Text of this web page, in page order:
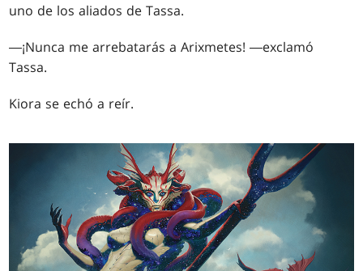
uno de los aliados de Tassa.
―¡Nunca me arrebatarás a Arixmetes! ―exclamó
Tassa.
Kiora se echó a reír.